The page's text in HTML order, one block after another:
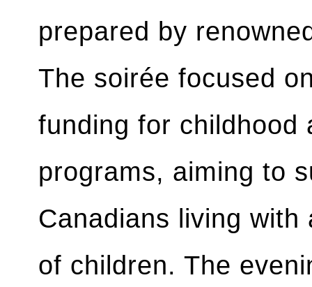
prepared by
The soirée focused
funding for childhood
programs, aiming to
Canadians living
of children. The